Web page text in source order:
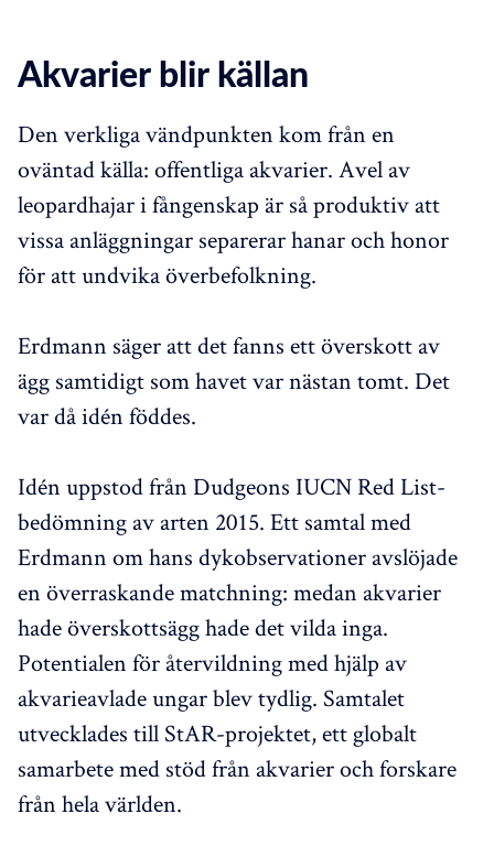
Akvarier blir källan
Den verkliga vändpunkten kom från en
oväntad källa: offentliga akvarier. Avel av
leopardhajar i fångenskap är så produktiv att
vissa anläggningar separerar hanar och honor
för att undvika överbefolkning.
Erdmann säger att det fanns ett överskott av
ägg samtidigt som havet var nästan tomt. Det
var då idén föddes.
Idén uppstod från Dudgeons IUCN Red List-
bedömning av arten 2015. Ett samtal med
Erdmann om hans dykobservationer avslöjade
en överraskande matchning: medan akvarier
hade överskottsägg hade det vilda inga.
Potentialen för återvildning med hjälp av
akvarieavlade ungar blev tydlig. Samtalet
utvecklades till StAR-projektet, ett globalt
samarbete med stöd från akvarier och forskare
från hela världen.